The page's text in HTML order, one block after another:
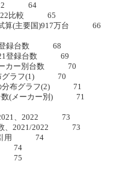
2022 64
2022比較 65
試算(主要国)917万台 66
21登録台数 68
21登録台数 69
ーカー別台数 70
布グラフ(1) 70
の分布グラフ(2) 71
台数(メーカー別) 71
2021、2022 73
数、2021/2022 73
、引用 74
74
75